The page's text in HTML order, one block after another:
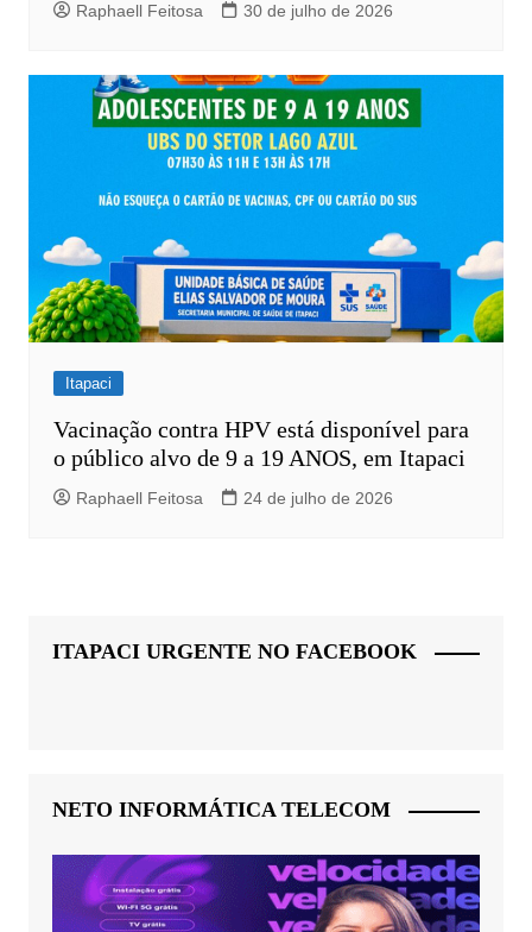
Raphaell Feitosa 30 de julho de 2026
Itapaci
Vacinação contra HPV está disponível para
o público alvo de 9 a 19 ANOS, em Itapaci
Raphaell Feitosa 24 de julho de 2026
ITAPACI URGENTE NO FACEBOOK
NETO INFORMÁTICA TELECOM